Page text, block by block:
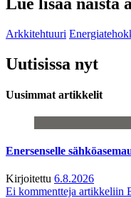
Arkkitehtuuri
Uutisissa nyt
Uusimmat artikkelit
Enersenselle
Kirjoitettu 6.8.2026
Ei kommentteja artikkeliin